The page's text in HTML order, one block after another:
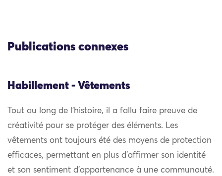
Publications connexes
Habillement - Vêtements
Tout au long de l’histoire, il a fallu faire preuve de
créativité pour se protéger des éléments. Les
vêtements ont toujours été des moyens de protection
efficaces, permettant en plus d’affirmer son identité
et son sentiment d’appartenance à une communauté.